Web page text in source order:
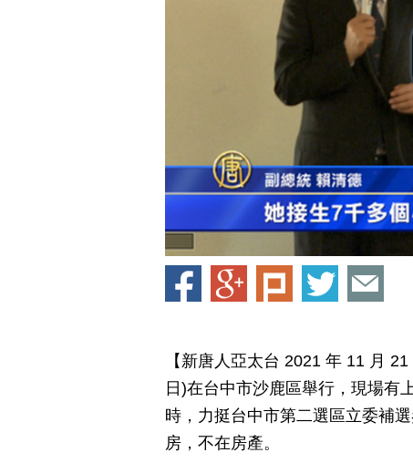
【新唐人亞太台 2021 年 11 月
日)在台中市沙鹿區舉行，現場有
時，力挺台中市第二選區立委補
房，不在房產。